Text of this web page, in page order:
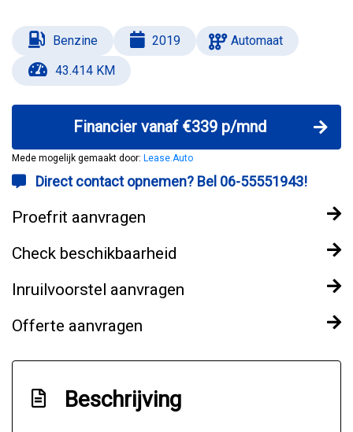
Benzine 2019
Automaat
43.414 KM
Financier vanaf €339 p/mnd
Mede mogelijk gemaakt door: Lease.Auto
Direct contact opnemen? Bel 06-55551943!
Proefrit aanvragen
Check beschikbaarheid
Inruilvoorstel aanvragen
Offerte aanvragen
Beschrijving